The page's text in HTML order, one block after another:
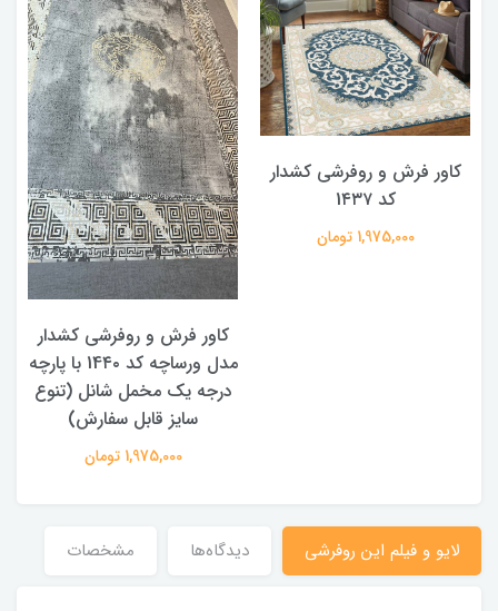
کاور فرش و روفرشی کشدار
کد 1۴۳۷
1,975,000 تومان
کاور فرش و روفرشی کشدار
مدل ورساچه کد 14۴۰ با پارچه
درجه یک مخمل شانل (تنوع
سایز قابل سفارش)
1,975,000 تومان
لایو و فیلم این روفرشی دیدگاه‌ها مشخصات